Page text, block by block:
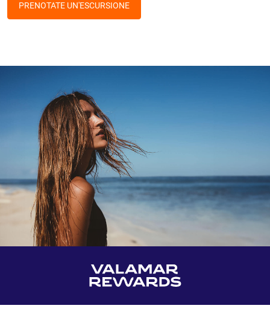
PRENOTATE UN'ESCURSIONE